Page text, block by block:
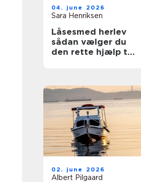
04. june 2026
Sara Henriksen
Låsesmed herlev
sådan vælger du
den rette hjælp til
02. june 2026
Albert Pilgaard